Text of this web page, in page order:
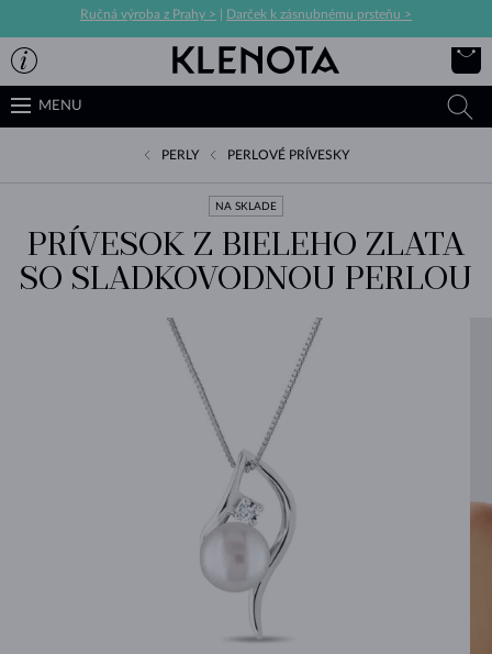
Ručná výroba z Prahy > Darček k zásnubnému prsteňu >
MENU
PERLY PERLOVÉ PRÍVESKY
NA SKLADE
PRÍVESOK Z BIELEHO ZLATA
SO SLADKOVODNOU PERLOU